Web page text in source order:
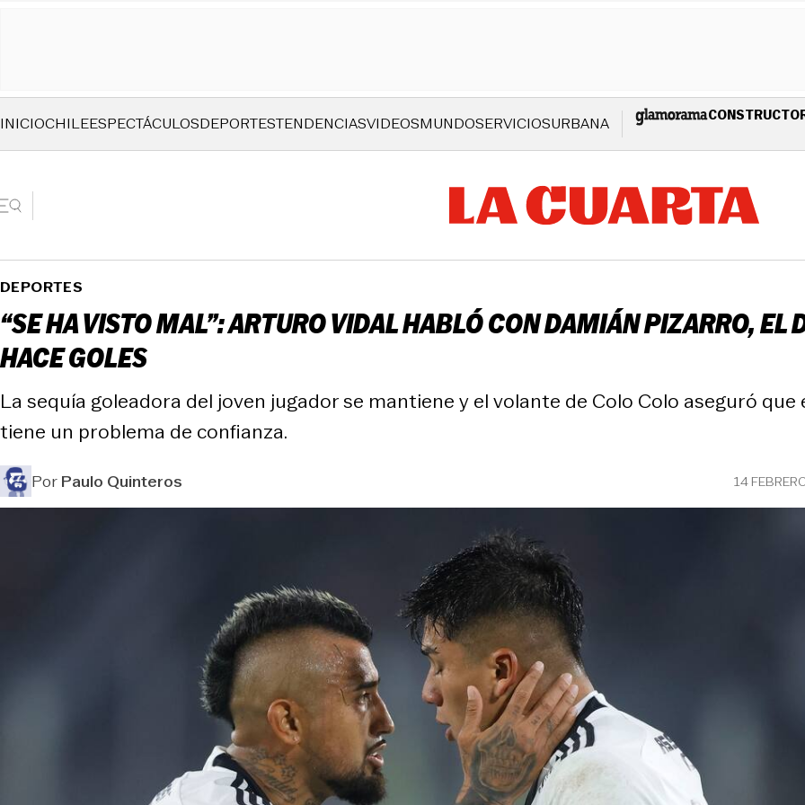
INICIOCHILEESPECTÁCULOSDEPORTESTENDENCIASVIDEOSMUNDOSERVICIOSURBANA
DEPORTES
“SE HA VISTO MAL”: ARTURO VIDAL HABLÓ CON DAMIÁN PIZARRO, EL
HACE GOLES
La sequía goleadora del joven jugador se mantiene y el volante de Colo Colo aseguró
tiene un problema de confianza.
PorPaulo Quinteros 14